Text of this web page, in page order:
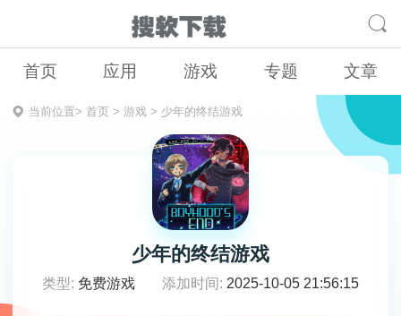
首页 应用 游戏 专题 文章
当前位置> 首页> 游戏> 少年的终结游戏
少年的终结游戏
类型: 免费游戏 添加时间: 2025-10-05 21:56:15